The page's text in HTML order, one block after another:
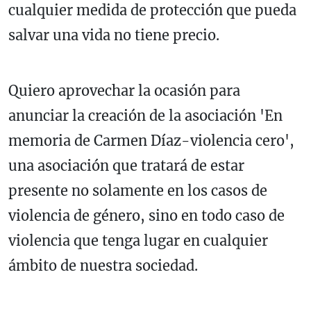
cualquier medida de protección que pueda
salvar una vida no tiene precio.
Quiero aprovechar la ocasión para
anunciar la creación de la asociación 'En
memoria de Carmen Díaz-violencia cero',
una asociación que tratará de estar
presente no solamente en los casos de
violencia de género, sino en todo caso de
violencia que tenga lugar en cualquier
ámbito de nuestra sociedad.